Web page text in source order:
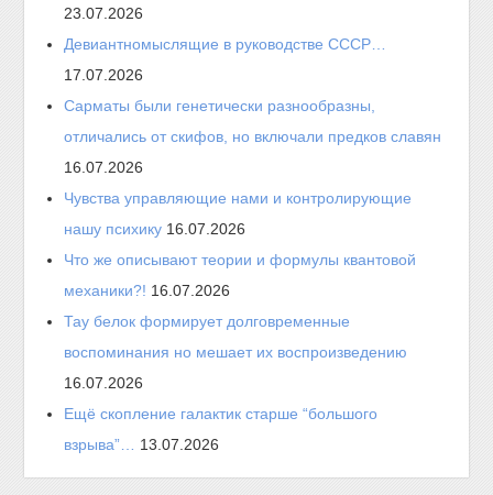
23.07.2026
Девиантномыслящие в руководстве СССР…
17.07.2026
Сарматы были генетически разнообразны,
отличались от скифов, но включали предков славян
16.07.2026
Чувства управляющие нами и контролирующие
нашу психику 16.07.2026
Что же описывают теории и формулы квантовой
механики?! 16.07.2026
Тау белок формирует долговременные
воспоминания но мешает их воспроизведению
16.07.2026
Ещё скопление галактик старше “большого
взрыва”…
13.07.2026